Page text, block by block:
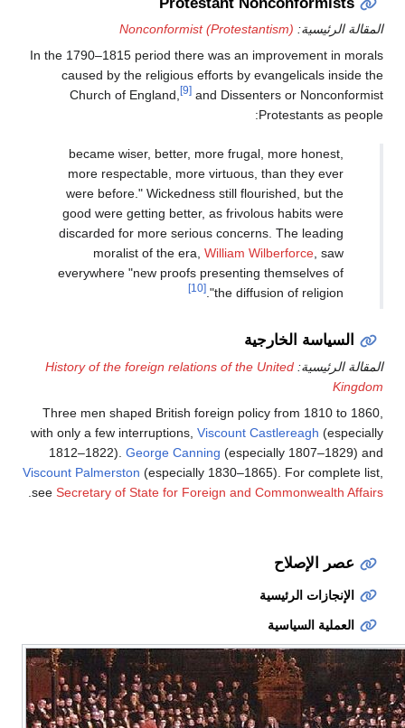
المقالة الرئيسية: Nonconformist (Protestantism)
In the 1790–1815 period there was an improvement in morals
caused by the religious efforts by evangelicals inside the
Church of England,
[9] and Dissenters or Nonconformist
Protestants as people:
became wiser, better, more frugal, more honest,
more respectable, more virtuous, than they ever
were before." Wickedness still flourished, but the
good were getting better, as frivolous habits were
discarded for more serious concerns. The leading
moralist of the era, William Wilberforce , saw
everywhere "new proofs presenting themselves of
the diffusion of religion".
[10]
السياسة الخارجية
المقالة الرئيسية: History of the foreign relations of the United
Kingdom
Three men shaped British foreign policy from 1810 to 1860,
with only a few interruptions, Viscount Castlereagh (especially
1812–1822). George Canning (especially 1807–1829) and
Viscount Palmerston (especially 1830–1865). For complete list,
see Secretary of State for Foreign and Commonwealth Affairs
عصر الإصلاح
الإنجازات الرئيسية
العملية السياسية